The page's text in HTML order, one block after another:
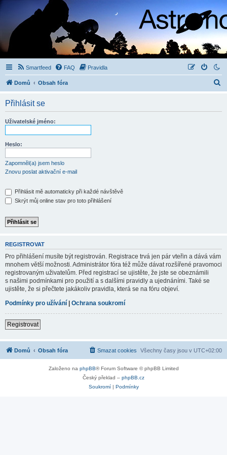
Smartfeed FAQ Pravidla
Domů Obsah fóra
Přihlásit se
Uživatelské jméno:
Heslo:
Zapomněl(a) jsem heslo
Znovu poslat aktivační e-mail
Přihlásit mě automaticky při každé návštěvě
Skrýt můj online stav pro toto přihlášení
REGISTROVAT
Pro přihlášení musíte být registrován. Registrace trvá jen pár vteřin a dává vám
mnohem větší možnosti. Administrátor fóra též může dávat rozšířené pravomoci
registrovaným uživatelům. Před registrací se ujistěte, že jste se obeznámili
s našimi podmínkami pro použití a s dalšími pravidly a ujednáními. Také se
ujistěte, že si přečtete jakákoliv pravidla, která se na fóru objeví.
Podmínky pro užívání | Ochrana soukromí
Registrovat
Domů Obsah fóra Všechny časy jsou v UTC+02:00
Smazat cookies
Založeno na phpBB® Forum Software © phpBB Limited
Český překlad – phpBB.cz
Soukromí| Podmínky